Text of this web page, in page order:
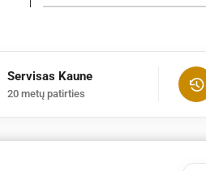
Servisas Kaune
20 metų patirties